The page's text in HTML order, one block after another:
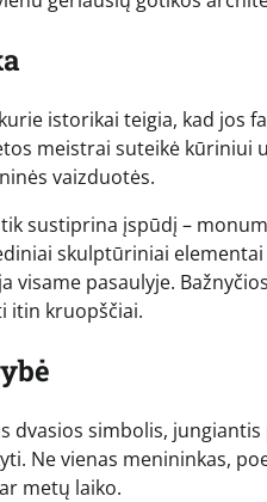
istorikai teigia, kad jos
meistrai suteikė kūriniui
vaizduotės.
sustiprina įspūdį –
skulptūriniai
visame pasaulyje.
itin kruopščiai.
dvasios simbolis,
Ne vienas menininkas,
metų laiko.